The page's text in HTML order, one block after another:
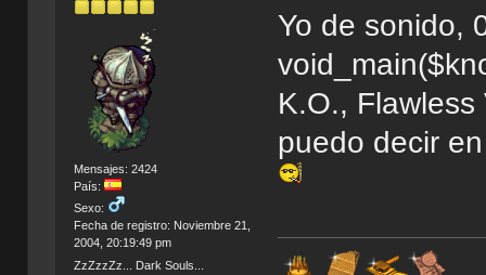
Mensajes: 2424
País:
Sexo:
Fecha de registro: Noviembre 21,
2004, 20:19:49 pm
ZzZzzZz... Dark Souls...
Yo de sonido,
K.O.,
puedo decir